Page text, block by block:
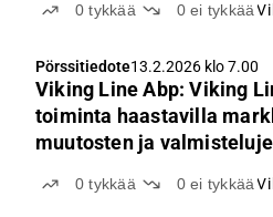
0tykkää 0ei tykkää
Pörssitiedote13.2.2026 klo 7.00
Viking Line Abp: Viking
toiminta haastavilla
muutosten ja
0tykkää 0ei tykkää